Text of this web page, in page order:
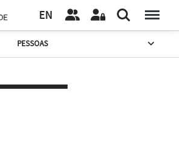
EN
PESSOAS